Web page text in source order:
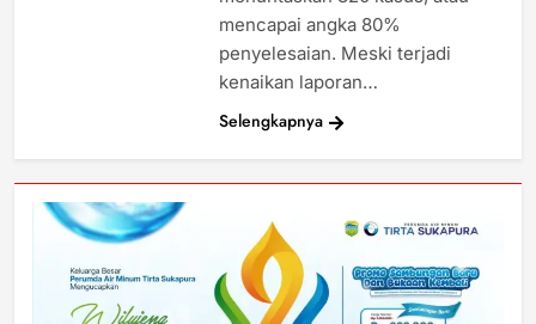
mencapai angka 80%
penyelesaian. Meski terjadi
kenaikan laporan…
Selengkapnya